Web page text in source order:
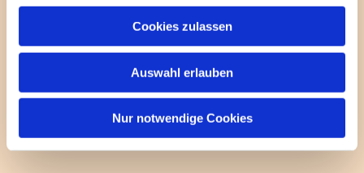
Cookies zulassen
Auswahl erlauben
Nur notwendige Cookies